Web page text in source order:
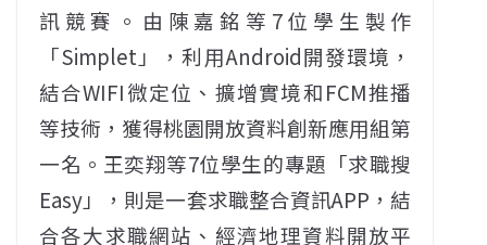
訊競賽。由陳嘉銘等7位學生製作
「Simplet」，利用Android開發環境，
結合WIFI微定位、擴增實境和FCM推播
等技術，獲得桃園開放資料創新應用組第
一名。王奕翔等7位學生的專題「求職搜
Easy」，則是一套求職整合資訊APP，結
合各大求職網站、經濟地理資料開放平